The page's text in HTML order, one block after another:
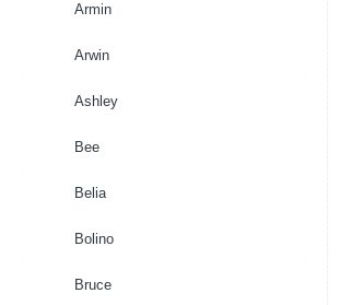
Armin
Arwin
Ashley
Bee
Belia
Bolino
Bruce